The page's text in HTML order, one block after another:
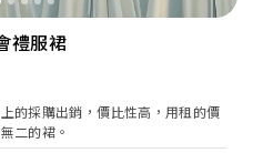
禮服裙
的採購出銷，價比性高，用租的價
二的裙。